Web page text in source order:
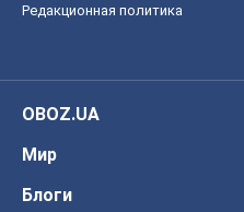
Редакционная политика
OBOZ.UA
Мир
Блоги